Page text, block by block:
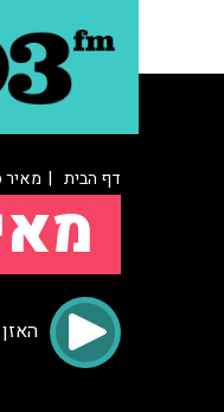
דף הבית | מאיר